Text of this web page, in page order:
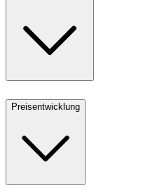
Preisentwicklung